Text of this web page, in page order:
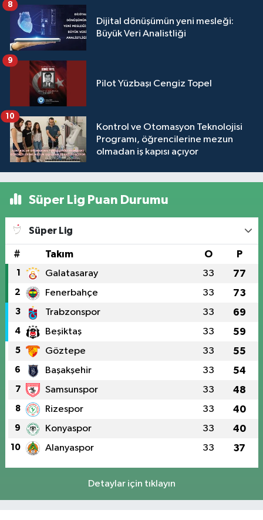
Dijital dönüşümün yeni mesleği:
Büyük Veri Analistliği
8
Pilot Yüzbaşı Cengiz Topel
9
Kontrol ve Otomasyon Teknolojisi
Programı, öğrencilerine mezun
olmadan iş kapısı açıyor
10
Süper Lig Puan Durumu
Süper Lig
# Takım O P
1 Galatasaray 33 77
2 Fenerbahçe 33 73
3 Trabzonspor 33 69
4 Beşiktaş 33 59
5 Göztepe 33 55
6 Başakşehir 33 54
7 Samsunspor 33 48
8 Rizespor 33 40
9 Konyaspor 33 40
10 Alanyaspor 33 37
Detaylar için tıklayın